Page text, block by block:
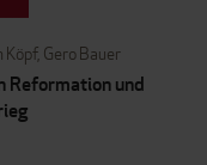
Köpf, Gero Bauer
Reformation und